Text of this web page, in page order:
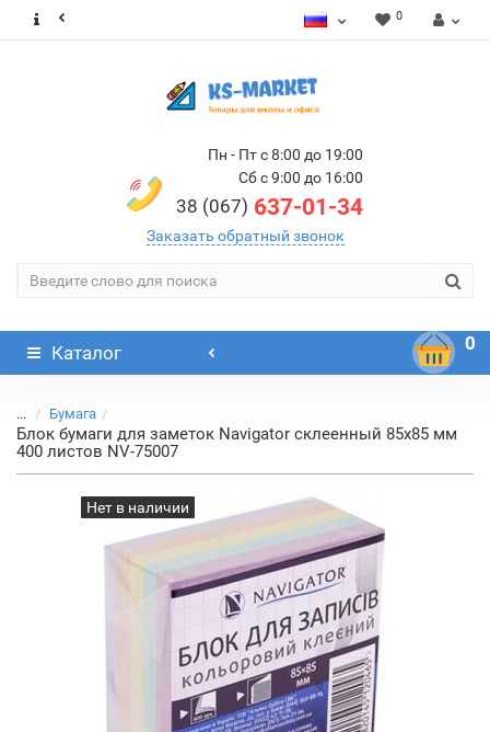
0
Пн - Пт с 8:00 до 19:00
Сб с 9:00 до 16:00
38 (067) 637-01-34
Заказать обратный звонок
Каталог 0
... Бумага
Блок бумаги для заметок Navigator склеенный 85х85 мм
400 листов NV-75007
Нет в наличии